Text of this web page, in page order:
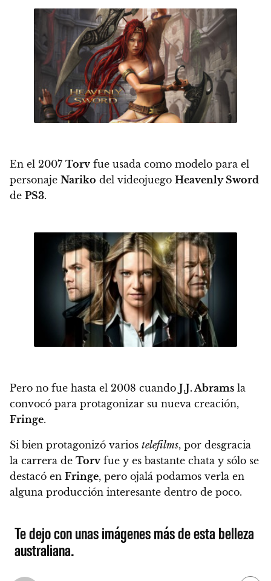
En el 2007 Torv fue usada como modelo para el
personaje Nariko del videojuego Heavenly Sword
de PS3.
Pero no fue hasta el 2008 cuando J.J. Abrams la
convocó para protagonizar su nueva creación,
Fringe.
Si bien protagonizó varios telefilms, por desgracia
la carrera de Torv fue y es bastante chata y sólo se
destacó en Fringe, pero ojalá podamos verla en
alguna producción interesante dentro de poco.
Te dejo con unas imágenes más de esta belleza
australiana.